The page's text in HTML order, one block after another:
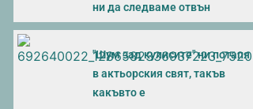
ни да следваме отвън
"Шум зад кулисите" ни потапя
в актьорския свят, такъв
какъвто е